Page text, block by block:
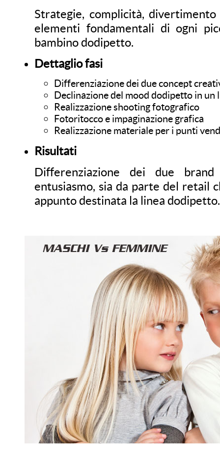
Strategie, complicità,
elementi fondamentali di ogni
bambino dodipetto.
Dettaglio fasi
Differenziazione dei due concept
Declinazione del mood dodipetto in un
Realizzazione shooting fotografico
Fotoritocco e impaginazione grafica
Realizzazione materiale per i punti
Risultati
Differenziazione dei due
entusiasmo, sia da parte del retail
appunto destinata la linea dodipetto.